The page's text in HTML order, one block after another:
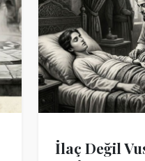
İlaç Değil